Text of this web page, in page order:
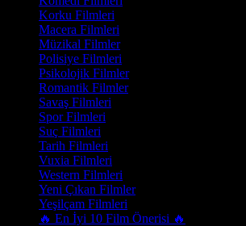
Korku Filmleri
Macera Filmleri
Müzikal Filmler
Polisiye Filmleri
Psikolojik Filmler
Romantik Filmler
Savaş Filmleri
Spor Filmleri
Suç Filmleri
Tarih Filmleri
Vuxia Filmleri
Western Filmleri
Yeni Çıkan Filmler
Yeşilçam Filmleri
🔥 En İyi 10 Film Önerisi 🔥